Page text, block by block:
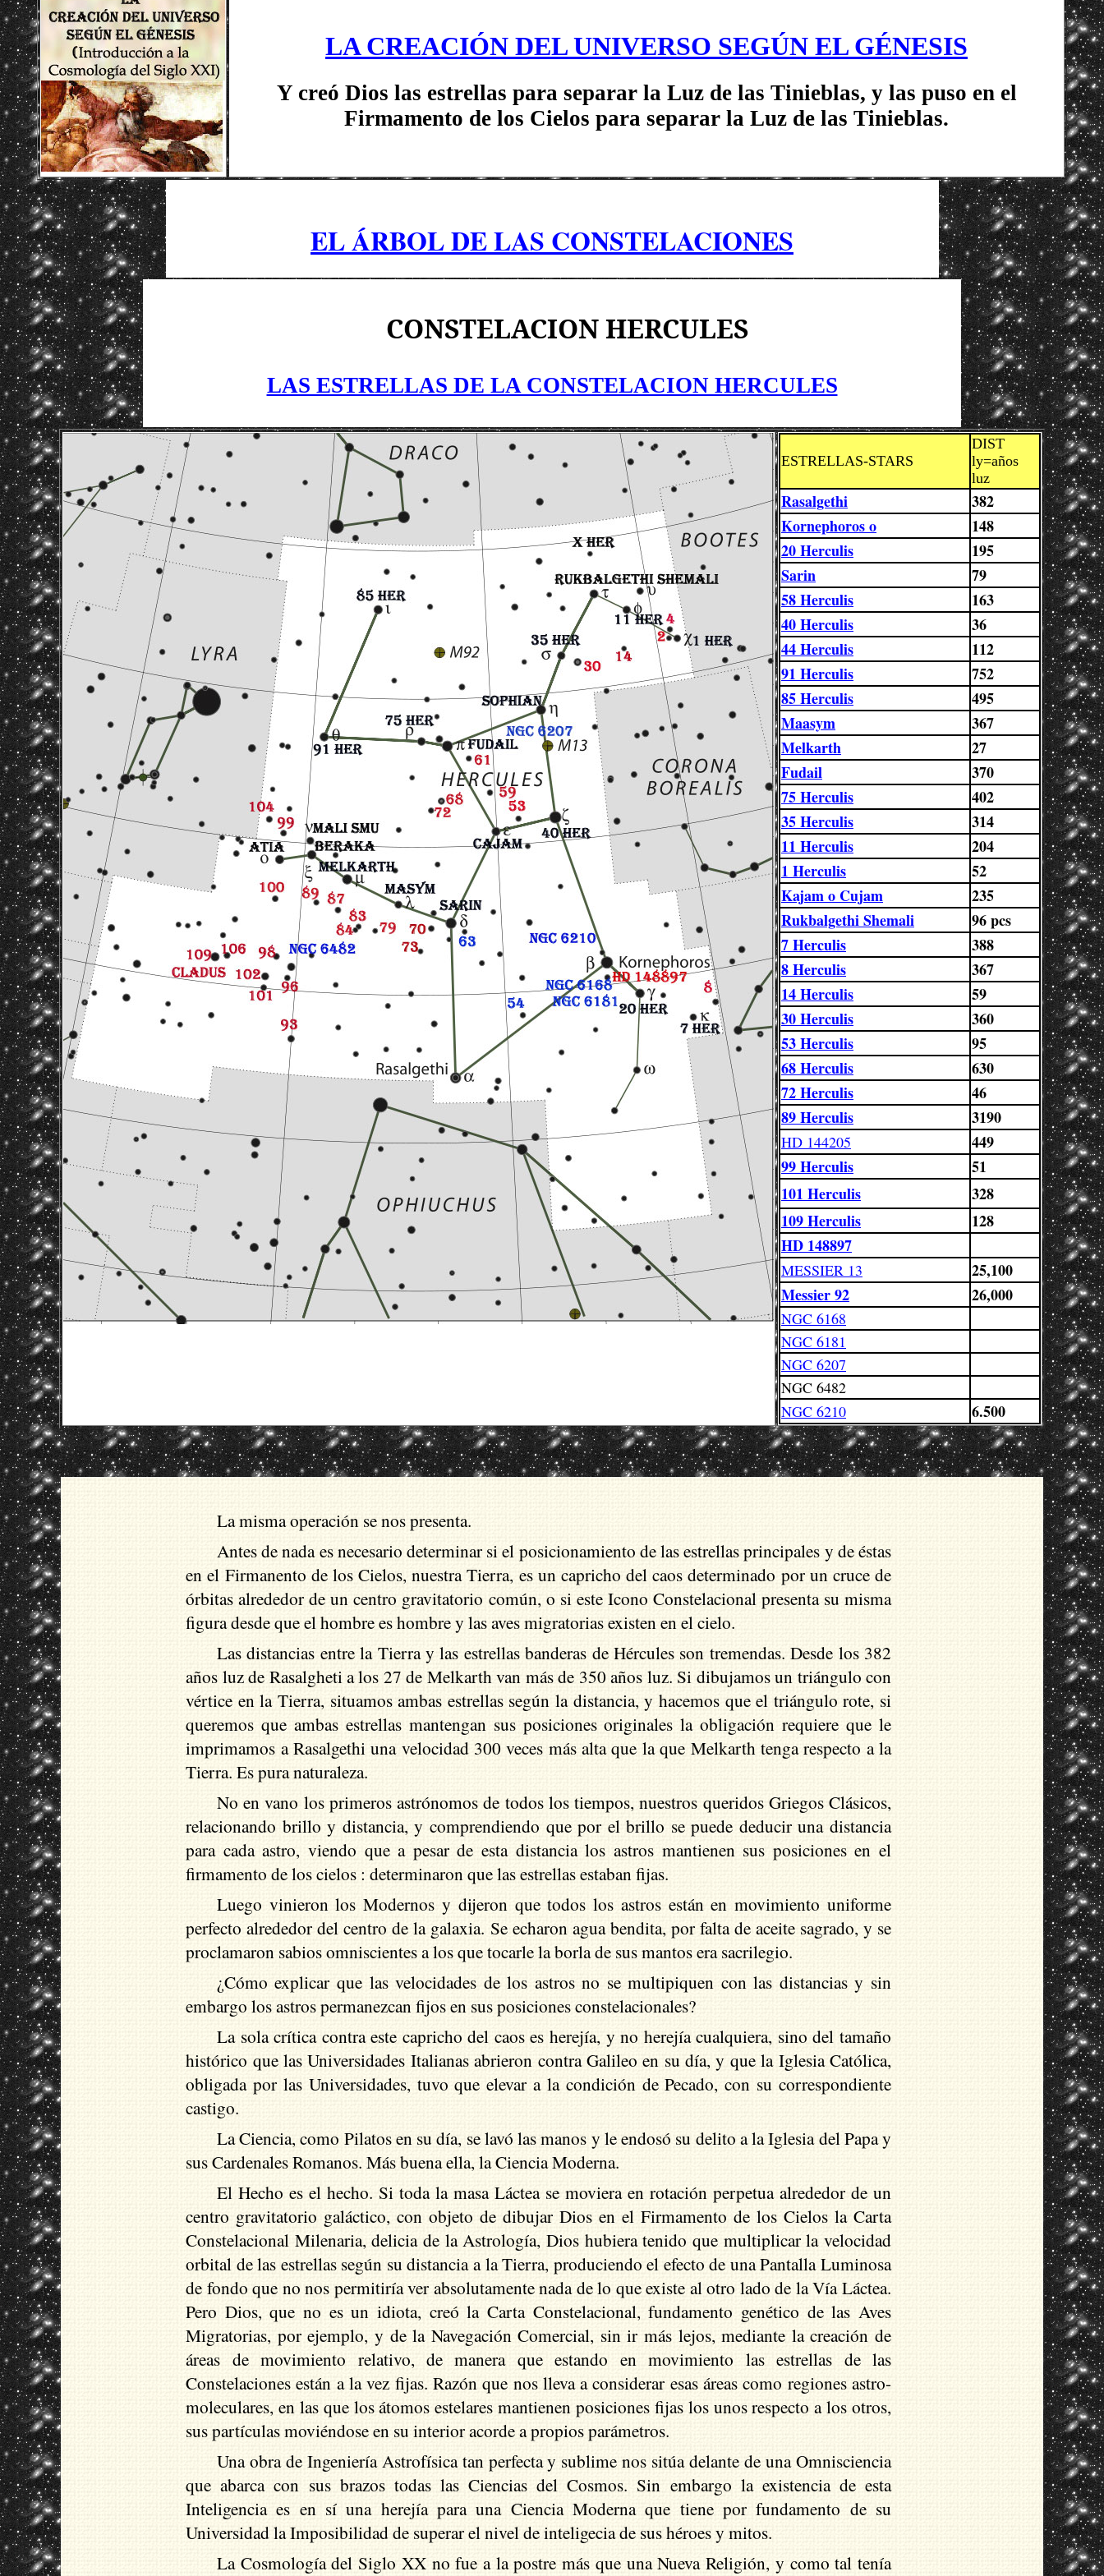
LA CREACIÓN DEL UNIVERSO SEGÚN EL GÉNESIS
Y creó Dios las estrellas para separar la Luz de las Tinieblas, y las puso en el
Firmamento de los Cielos para separar la Luz de las Tinieblas.
EL ÁRBOL DE LAS CONSTELACIONES
CONSTELACION HERCULES
LAS ESTRELLAS DE LA CONSTELACION HERCULES
ESTRELLAS-STARS
DIST
ly=años
luz
Rasalgethi
382
Kornephoros o
148
20 Herculis
195
Sarin
79
58 Herculis
163
40 Herculis
36
44 Herculis
112
91 Herculis
752
85 Herculis
495
Maasym
367
Melkarth
27
Fudail
370
75 Herculis
402
35 Herculis
314
11 Herculis
204
1 Herculis
52
Kajam o Cujam
235
Rukbalgethi Shemali
96 pcs
7 Herculis
388
8 Herculis
367
14 Herculis
59
30 Herculis
360
53 Herculis
95
68 Herculis
630
72 Herculis
46
89 Herculis
3190
HD 144205
449
99 Herculis
51
101 Herculis
328
109 Herculis
128
HD 148897
MESSIER 13
25,100
Messier 92
26,000
NGC 6168
NGC 6181
NGC 6207
NGC 6482
NGC 6210
6.500
La misma operación se nos presenta.
Antes de nada es necesario determinar si el posicionamiento de las estrellas principales y de éstas
en el Firmanento de los Cielos, nuestra Tierra, es un capricho del caos determinado por un cruce de
órbitas alrededor de un centro gravitatorio común, o si este Icono Constelacional presenta su misma
figura desde que el hombre es hombre y las aves migratorias existen en el cielo.
Las distancias entre la Tierra y las estrellas banderas de Hércules son tremendas. Desde los 382
años luz de Rasalgheti a los 27 de Melkarth van más de 350 años luz. Si dibujamos un triángulo con
vértice en la Tierra, situamos ambas estrellas según la distancia, y hacemos que el triángulo rote, si
queremos que ambas estrellas mantengan sus posiciones originales la obligación requiere que le
imprimamos a Rasalgethi una velocidad 300 veces más alta que la que Melkarth tenga respecto a la
Tierra. Es pura naturaleza.
No en vano los primeros astrónomos de todos los tiempos, nuestros queridos Griegos Clásicos,
relacionando brillo y distancia, y comprendiendo que por el brillo se puede deducir una distancia
para cada astro, viendo que a pesar de esta distancia los astros mantienen sus posiciones en el
firmamento de los cielos : determinaron que las estrellas estaban fijas.
Luego vinieron los Modernos y dijeron que todos los astros están en movimiento uniforme
perfecto alrededor del centro de la galaxia. Se echaron agua bendita, por falta de aceite sagrado, y se
proclamaron sabios omniscientes a los que tocarle la borla de sus mantos era sacrilegio.
¿Cómo explicar que las velocidades de los astros no se multipiquen con las distancias y sin
embargo los astros permanezcan fijos en sus posiciones constelacionales?
La sola crítica contra este capricho del caos es herejía, y no herejía cualquiera, sino del tamaño
histórico que las Universidades Italianas abrieron contra Galileo en su día, y que la Iglesia Católica,
obligada por las Universidades, tuvo que elevar a la condición de Pecado, con su correspondiente
castigo.
La Ciencia, como Pilatos en su día, se lavó las manos y le endosó su delito a la Iglesia del Papa y
sus Cardenales Romanos. Más buena ella, la Ciencia Moderna.
El Hecho es el hecho. Si toda la masa Láctea se moviera en rotación perpetua alrededor de un
centro gravitatorio galáctico, con objeto de dibujar Dios en el Firmamento de los Cielos la Carta
Constelacional Milenaria, delicia de la Astrología, Dios hubiera tenido que multiplicar la velocidad
orbital de las estrellas según su distancia a la Tierra, produciendo el efecto de una Pantalla Luminosa
de fondo que no nos permitiría ver absolutamente nada de lo que existe al otro lado de la Vía Láctea.
Pero Dios, que no es un idiota, creó la Carta Constelacional, fundamento genético de las Aves
Migratorias, por ejemplo, y de la Navegación Comercial, sin ir más lejos, mediante la creación de
áreas de movimiento relativo, de manera que estando en movimiento las estrellas de las
Constelaciones están a la vez fijas. Razón que nos lleva a considerar esas áreas como regiones astro-
moleculares, en las que los átomos estelares mantienen posiciones fijas los unos respecto a los otros,
sus partículas moviéndose en su interior acorde a propios parámetros.
Una obra de Ingeniería Astrofísica tan perfecta y sublime nos sitúa delante de una Omnisciencia
que abarca con sus brazos todas las Ciencias del Cosmos. Sin embargo la existencia de esta
Inteligencia es en sí una herejía para una Ciencia Moderna que tiene por fundamento de su
Universidad la Imposibilidad de superar el nivel de inteligecia de sus héroes y mitos.
La Cosmología del Siglo XX no fue a la postre más que una Nueva Religión, y como tal tenía